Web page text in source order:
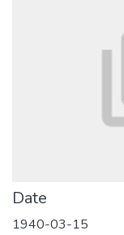
Date
1940-03-15